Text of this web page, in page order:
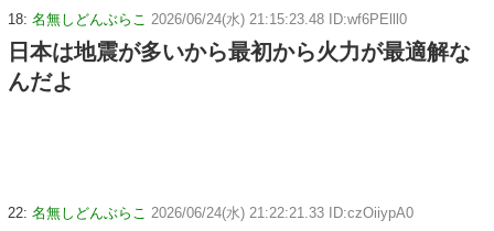
18: 名無しどんぶらこ 2026/06/24(水) 21:15:23.48 ID:wf6PElll0
日本は地震が多いから最初から火力が最適解な
んだよ
22: 名無しどんぶらこ 2026/06/24(水) 21:22:21.33 ID:czOiiypA0